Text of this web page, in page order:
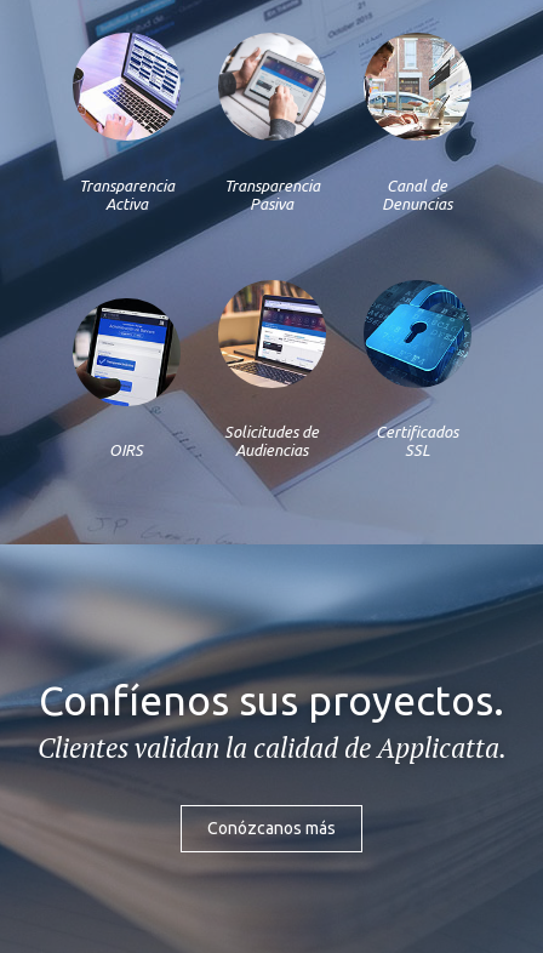
Transparencia
Activa
Transparencia
Pasiva
Canal de
Denuncias
OIRS
Solicitudes de
Audiencias
Certificados
SSL
Confíenos sus proyectos.
Clientes validan la calidad de Applicatta.
Conózcanos más